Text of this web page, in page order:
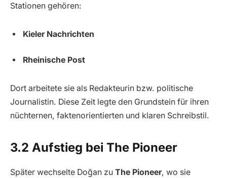
Stationen gehören:
Kieler Nachrichten
Rheinische Post
Dort arbeitete sie als Redakteurin bzw. politische
Journalistin. Diese Zeit legte den Grundstein für ihren
nüchternen, faktenorientierten und klaren Schreibstil.
3.2 Aufstieg bei The Pioneer
Später wechselte Doğan zu The Pioneer, wo sie